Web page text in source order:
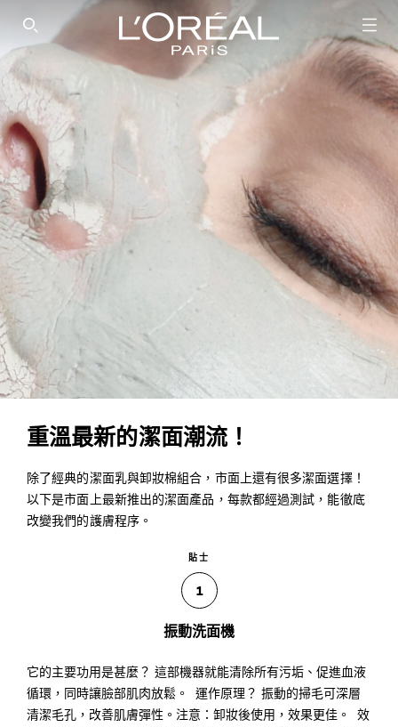
SEARCH THIS SITE
重溫最新的潔面潮流！
除了經典的潔面乳與卸妝棉組合，市面上還有很多潔面選擇！
以下是市面上最新推出的潔面產品，每款都經過測試，能徹底
改變我們的護膚程序。
貼士
1
振動洗面機
它的主要功用是甚麼？ 這部機器就能清除所有污垢、促進血液
循環，同時讓臉部肌肉放鬆。 運作原理？ 振動的掃毛可深層
清潔毛孔，改善肌膚彈性。注意：卸妝後使用，效果更佳。 效